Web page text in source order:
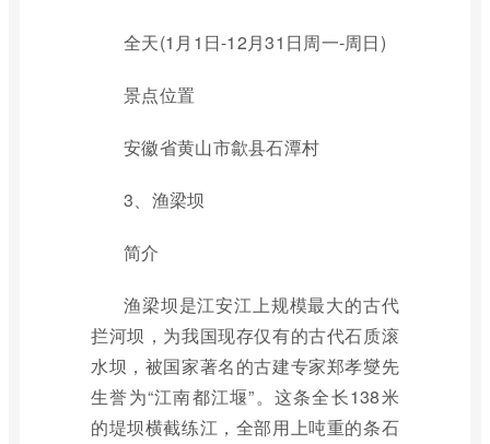
全天(1月1日-12月31日周一-周日)
景点位置
安徽省黄山市歙县石潭村
3、渔梁坝
简介
渔梁坝是江安江上规模最大的古代
拦河坝，为我国现存仅有的古代石质滚
水坝，被国家著名的古建专家郑孝燮先
生誉为“江南都江堰”。这条全长138米
的堤坝横截练江，全部用上吨重的条石